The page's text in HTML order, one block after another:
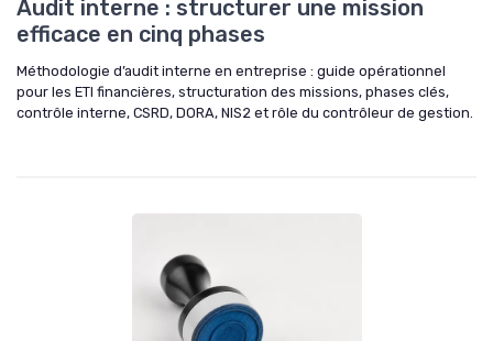
Audit interne : structurer une mission
efficace en cinq phases
Méthodologie d’audit interne en entreprise : guide opérationnel
pour les ETI financières, structuration des missions, phases clés,
contrôle interne, CSRD, DORA, NIS2 et rôle du contrôleur de gestion.